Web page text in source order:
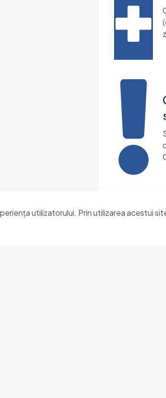
utilizatorului. Prin utilizarea acestui